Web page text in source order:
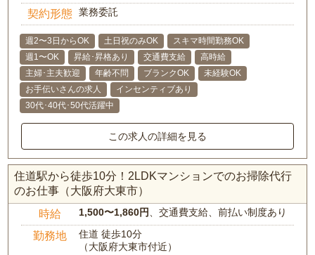
契約形態 業務委託
週2〜3日からOK 土日祝のみOK
スキマ時間勤務OK
週1〜OK
昇給･昇格あり 交通費支給
高時給
主婦･主夫歓迎
年齢不問 ブランクOK
未経験OK
お手伝いさんの求人
インセンティブあり
30代･40代･50代活躍中
この求人の詳細を見る
住道駅から徒歩10分！2LDKマンションでのお掃除代行
のお仕事（大阪府大東市）
時給 1,500〜1,860円、交通費支給、前払い制度あり
勤務地
住道 徒歩10分
（大阪府大東市付近）